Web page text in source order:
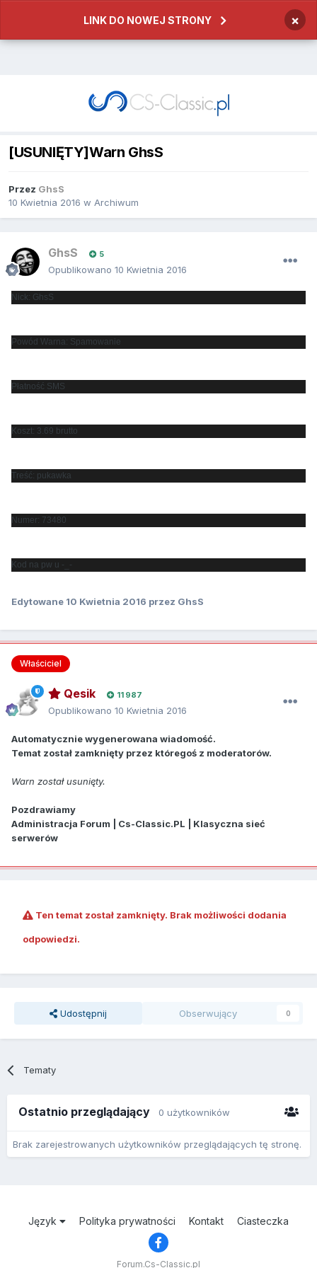
LINK DO NOWEJ STRONY ×
[USUNIĘTY]Warn GhsS
Przez GhsS
10 Kwietnia 2016 w Archiwum
GhsS 5
Opublikowano 10 Kwietnia 2016
Nick: GhsS
Powód Warna: Spamowanie
Płatność SMS
Koszt: 3.69 brutto
Treść: pukawka
Numer: 73480
Kod na pw u -_-
Edytowane 10 Kwietnia 2016 przez GhsS
Właściciel
Qesik 11 987
Opublikowano 10 Kwietnia 2016
Automatycznie wygenerowana wiadomość.
Temat został zamknięty przez któregoś z moderatorów.
Warn został usunięty.
Pozdrawiamy
Administracja Forum | Cs-Classic.PL | Klasyczna sieć
serwerów
Ten temat został zamknięty. Brak możliwości dodania
odpowiedzi.
Udostępnij Obserwujący 0
Tematy
Ostatnio przeglądający 0 użytkowników
Brak zarejestrowanych użytkowników przeglądających tę stronę.
Język Polityka prywatności Kontakt Ciasteczka
Forum.Cs-Classic.pl